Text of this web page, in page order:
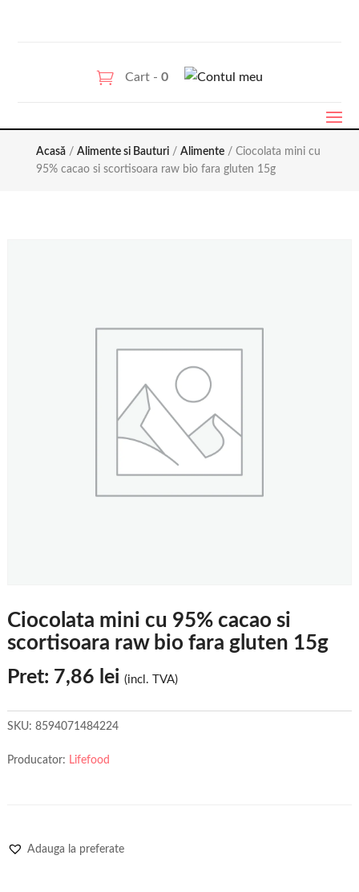
Cart - 0
Acasă/ Alimente si Bauturi/ Alimente/ Ciocolata mini cu
95% cacao si scortisoara raw bio fara gluten 15g
Ciocolata mini cu 95% cacao si
scortisoara raw bio fara gluten 15g
Pret: 7,86 lei (incl. TVA)
SKU: 8594071484224
Producator: Lifefood
Adauga la preferate